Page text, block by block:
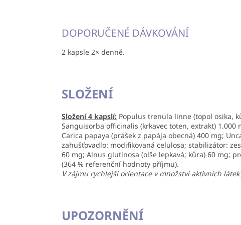
DOPORUČENÉ DÁVKOVÁNÍ
2 kapsle 2× denně.
SLOŽENÍ
Složení 4 kapslí: Populus trenula linne (topol osika,
Sanguisorba officinalis (krkavec toten, extrakt)
Carica papaya (prášek z papája obecná) 400 mg;
zahušťovadlo: modifikovaná celulosa; stabilizátor:
60 mg; Alnus glutinosa (olše lepkavá; kůra) 60 mg;
(364 % referenční hodnoty příjmu).
V zájmu rychlejší orientace v množství aktivních
UPOZORNĚNÍ